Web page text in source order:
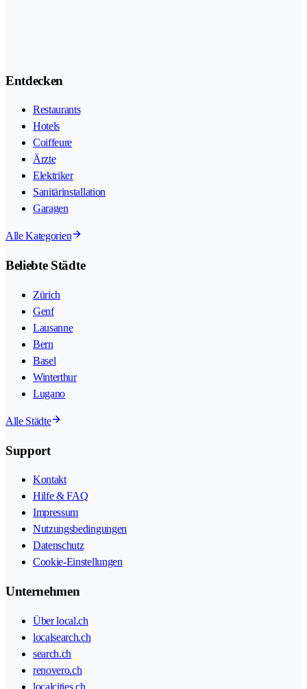
Entdecken
Restaurants
Hotels
Coiffeure
Ärzte
Elektriker
Sanitärinstallation
Garagen
Alle Kategorien
Beliebte Städte
Zürich
Genf
Lausanne
Bern
Basel
Winterthur
Lugano
Alle Städte
Support
Kontakt
Hilfe & FAQ
Impressum
Nutzungsbedingungen
Datenschutz
Cookie-Einstellungen
Unternehmen
Über local.ch
localsearch.ch
search.ch
renovero.ch
localcities.ch